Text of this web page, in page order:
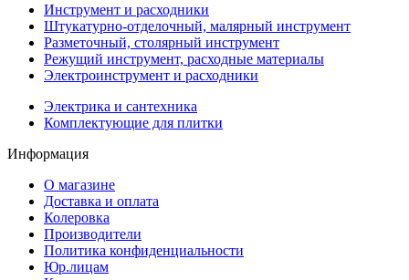
Инструмент и расходники
Штукатурно-отделочный, малярный инструмент
Разметочный, столярный инструмент
Режущий инструмент, расходные материалы
Электроинструмент и расходники
Электрика и сантехника
Комплектующие для плитки
Информация
О магазине
Доставка и оплата
Колеровка
Производители
Политика конфиденциальности
Юр.лицам